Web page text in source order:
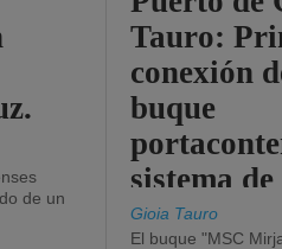
de un
Tauro:
conexión
buque
sistema
la red
Gioia Tauro
El buque "MSC